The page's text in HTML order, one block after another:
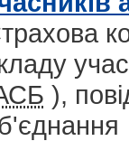
),